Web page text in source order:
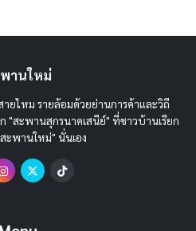
านใหม่
ยไหม รายล้อมด้วยย่านการค้าและวิถี
สะพานสุกรนาคเสนีย์" ที่ชาวบ้านเรียก
ะพานใหม่" นั่นเอง